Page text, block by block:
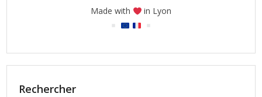
Made with in Lyon
Rechercher